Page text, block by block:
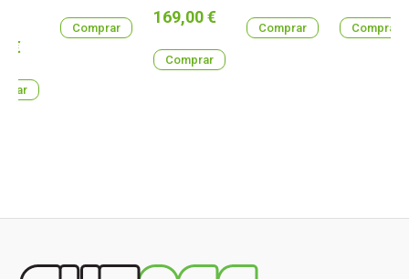
€
Comprar
Preço
169,00 €
Comprar
Comprar Comprar